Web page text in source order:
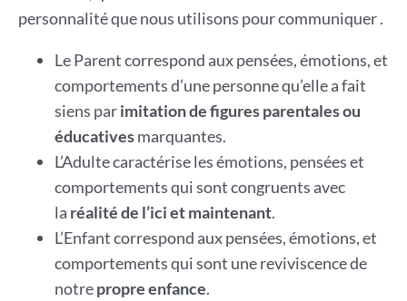
personnalité que nous utilisons pour communiquer .
Le Parent correspond aux pensées, émotions, et
comportements d’une personne qu’elle a fait
siens parimitation de figures parentales ou
éducativesmarquantes.
L’Adulte caractérise les émotions, pensées et
comportements qui sont congruents avec
la réalité de l’ici et maintenant.
L’Enfant correspond aux pensées, émotions, et
comportements qui sont une reviviscence de
notrepropre enfance.